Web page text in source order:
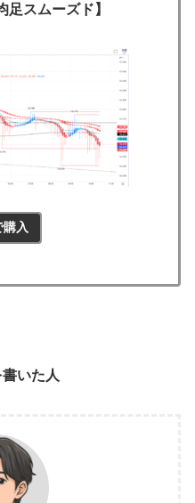
足スムーズド】
入
いた人